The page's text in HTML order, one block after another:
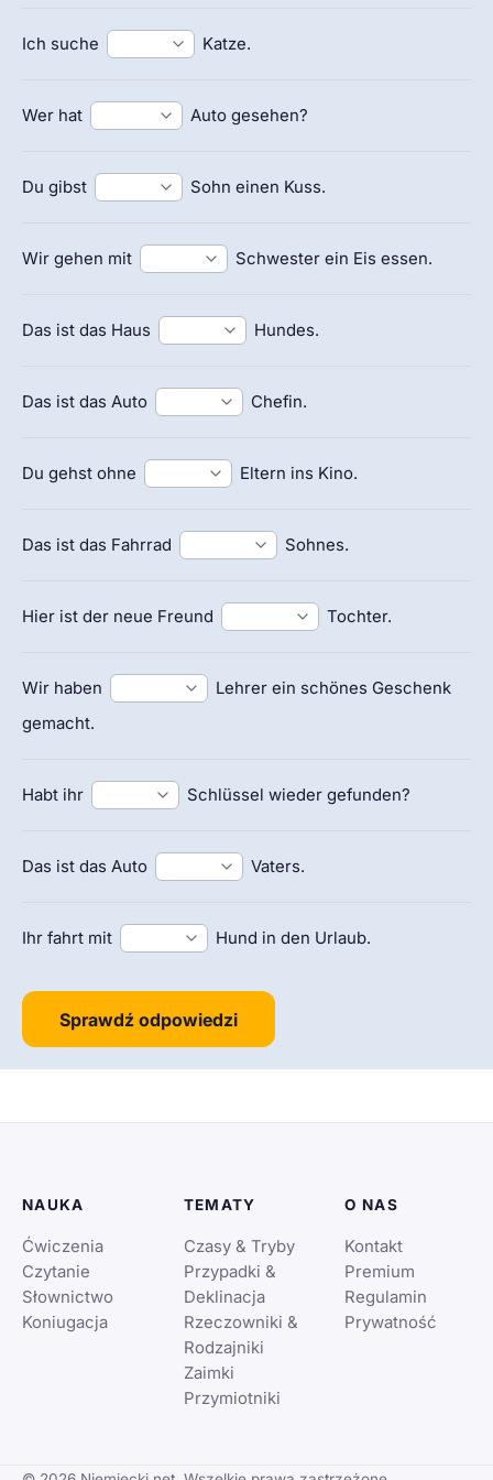
Ich suche Katze.
Wer hat Auto gesehen?
Du gibst Sohn einen Kuss.
Wir gehen mit Schwester ein Eis essen.
Das ist das Haus Hundes.
Das ist das Auto Chefin.
Du gehst ohne Eltern ins Kino.
Das ist das Fahrrad Sohnes.
Hier ist der neue Freund Tochter.
Wir haben
Lehrer ein schönes Geschenk
gemacht.
Habt ihr Schlüssel wieder gefunden?
Das ist das Auto Vaters.
Ihr fahrt mit Hund in den Urlaub.
Sprawdź odpowiedzi
NAUKA
Ćwiczenia
Czytanie
Słownictwo
Koniugacja
TEMATY
Czasy & Tryby
Przypadki &
Deklinacja
Rzeczowniki &
Rodzajniki
Zaimki
Przymiotniki
O NAS
Kontakt
Premium
Regulamin
Prywatność